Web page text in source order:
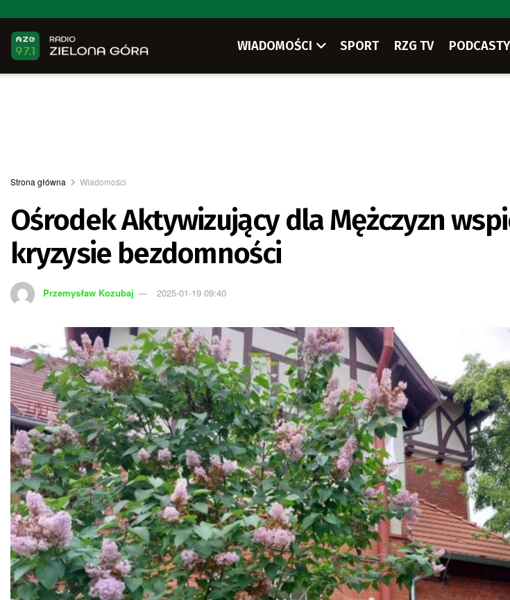
WIADOMOŚCI SPORT RZG TV PODCASTY
Strona główna Wiadomości
Ośrodek Aktywizujący dla Mężczyzn
kryzysie bezdomności
Przemysław Kozubaj 2025-01-19 09:40